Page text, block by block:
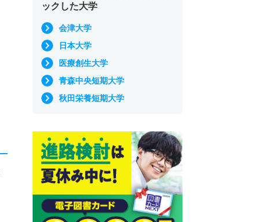
ックした大学
会津大学
日本大学
医療創生大学
青森中央短期大学
秋田栄養短期大学